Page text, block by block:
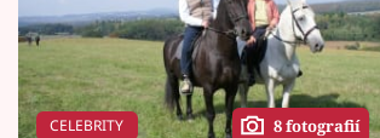
CELEBRITY 8 fotografií